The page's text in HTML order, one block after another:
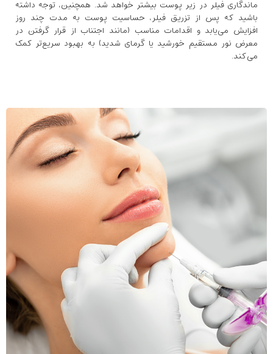
ماندگاری فیلر در زیر پوست بیشتر خواهد شد. همچنین، توجه داشته
باشید که پس از تزریق فیلر، حساسیت پوست به مدت چند روز
افزایش می‌یابد و اقدامات مناسب (مانند اجتناب از قرار گرفتن در
معرض نور مستقیم خورشید یا گرمای شدید) به بهبود سریع‌تر کمک
می‌کند.